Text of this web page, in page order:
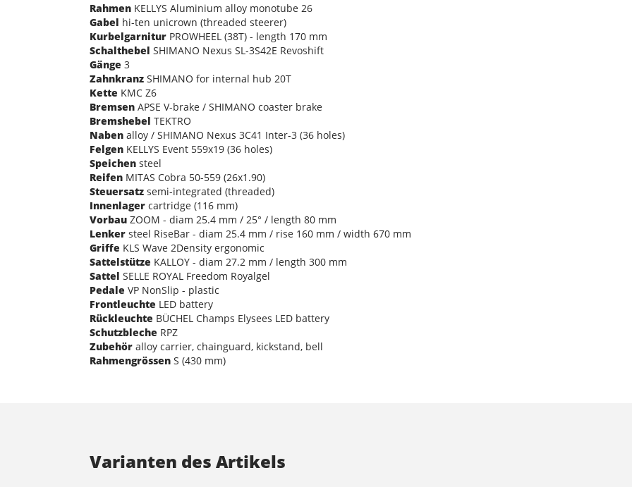
Rahmen KELLYS Aluminium alloy monotube 26
Gabel hi-ten unicrown (threaded steerer)
Kurbelgarnitur PROWHEEL (38T) - length 170 mm
Schalthebel SHIMANO Nexus SL-3S42E Revoshift
Gänge 3
Zahnkranz SHIMANO for internal hub 20T
Kette KMC Z6
Bremsen APSE V-brake / SHIMANO coaster brake
Bremshebel TEKTRO
Naben alloy / SHIMANO Nexus 3C41 Inter-3 (36 holes)
Felgen KELLYS Event 559x19 (36 holes)
Speichen steel
Reifen MITAS Cobra 50-559 (26x1.90)
Steuersatz semi-integrated (threaded)
Innenlager cartridge (116 mm)
Vorbau ZOOM - diam 25.4 mm / 25° / length 80 mm
Lenker steel RiseBar - diam 25.4 mm / rise 160 mm / width 670 mm
Griffe KLS Wave 2Density ergonomic
Sattelstütze KALLOY - diam 27.2 mm / length 300 mm
Sattel SELLE ROYAL Freedom Royalgel
Pedale VP NonSlip - plastic
Frontleuchte LED battery
Rückleuchte BÜCHEL Champs Elysees LED battery
Schutzbleche RPZ
Zubehör alloy carrier, chainguard, kickstand, bell
Rahmengrössen S (430 mm)
Varianten des Artikels